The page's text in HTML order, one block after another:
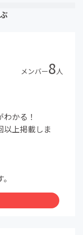
メンバー8人
かる！
以上掲載しま